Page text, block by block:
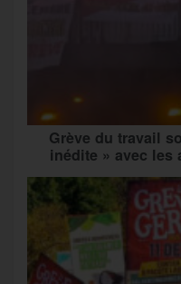
Grève du travail
inédite » avec les